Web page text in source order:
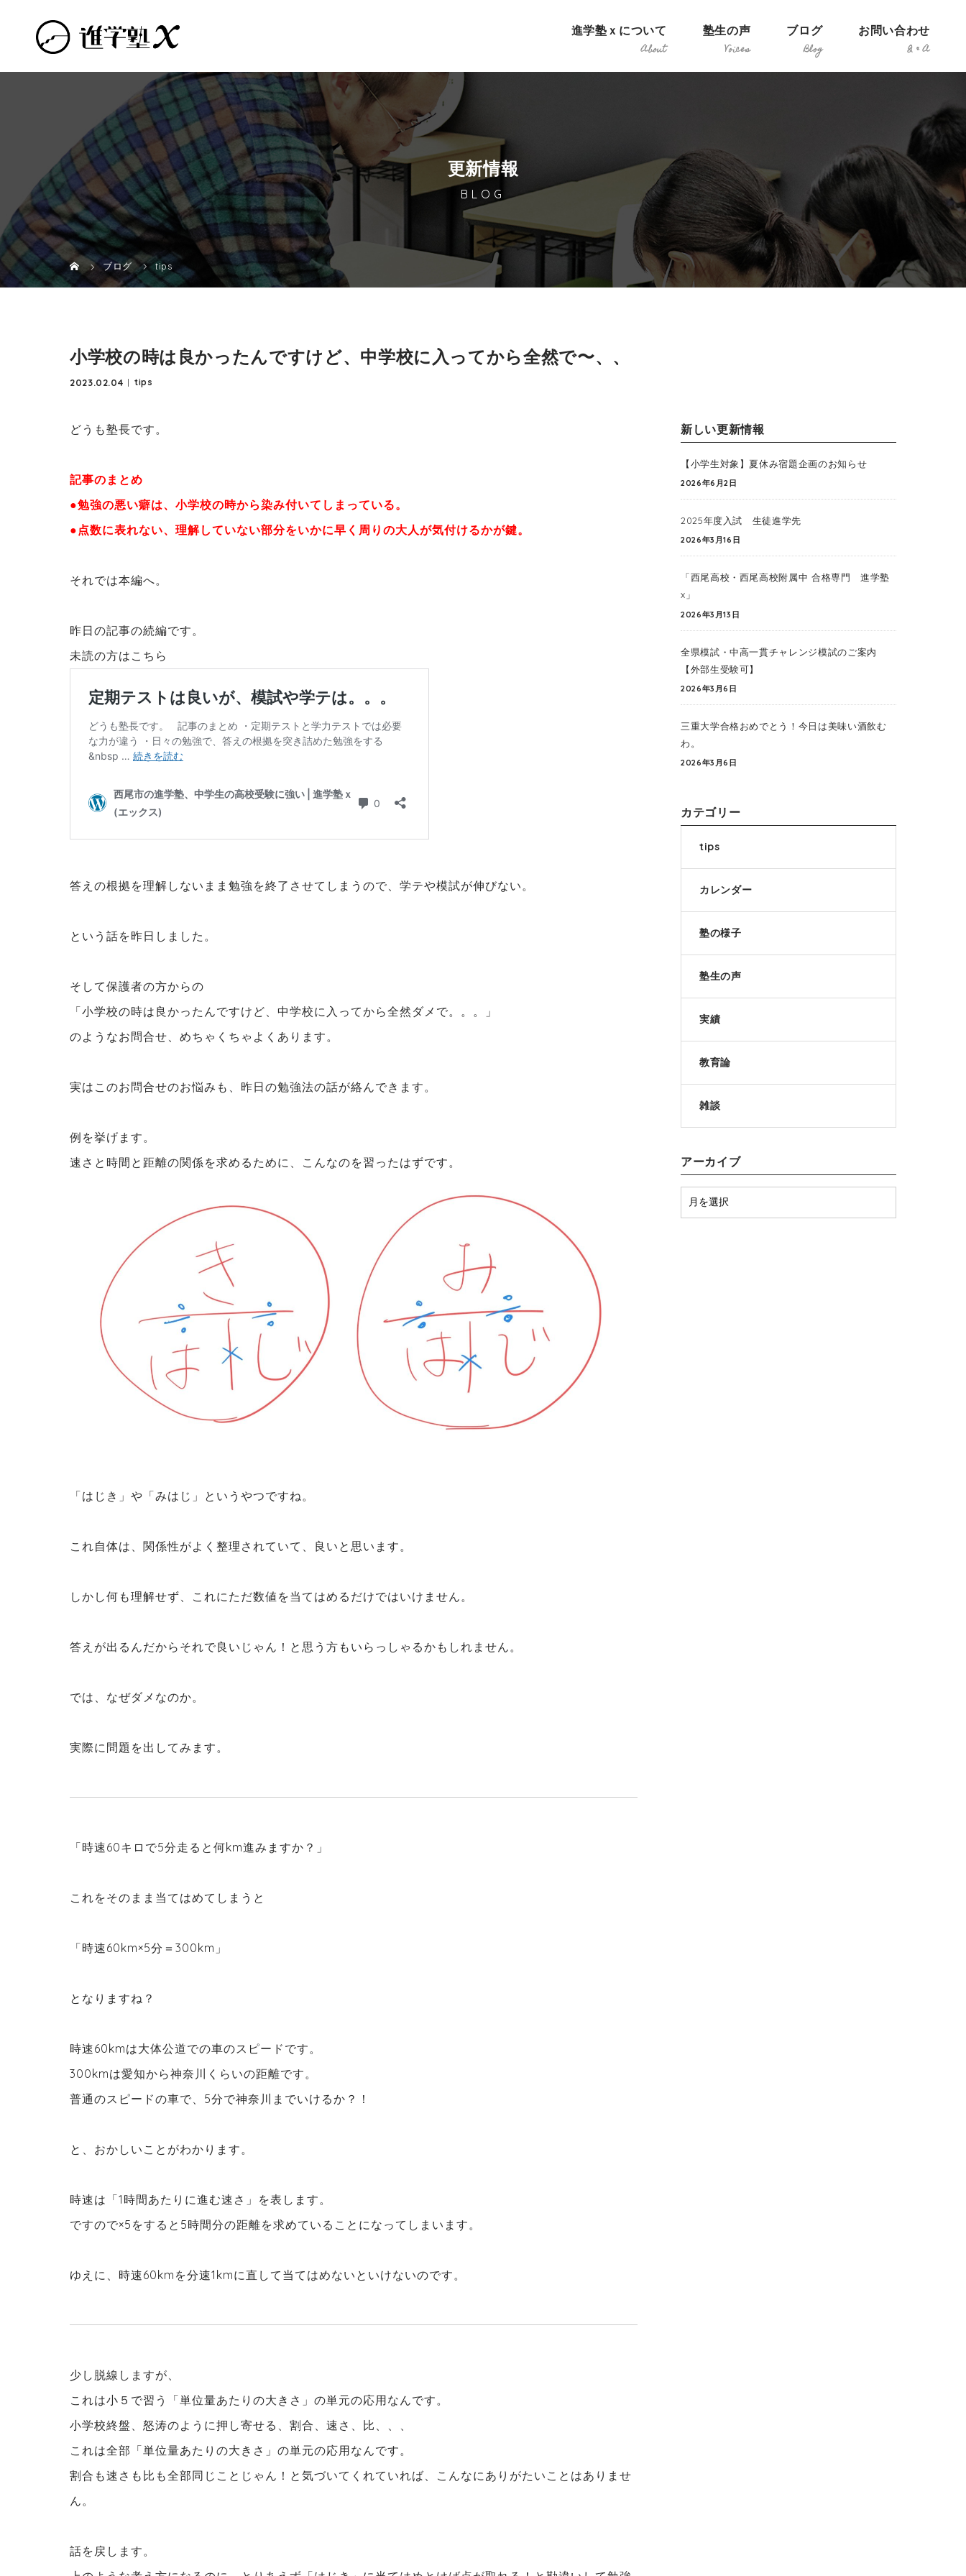
進学塾ｘについて 塾生の声 ブログ お問い合わせ
更新情報
BLOG
ブログ tips
小学校の時は良かったんですけど、中学校に入ってから全然で〜、、
2023.02.04 tips
どうも塾長です。
記事のまとめ
●勉強の悪い癖は、小学校の時から染み付いてしまっている。
●点数に表れない、理解していない部分をいかに早く周りの大人が気付けるかが鍵。
それでは本編へ。
昨日の記事の続編です。
未読の方はこちら
答えの根拠を理解しないまま勉強を終了させてしまうので、学テや模試が伸びない。
という話を昨日しました。
そして保護者の方からの
「小学校の時は良かったんですけど、中学校に入ってから全然ダメで。。。」
のようなお問合せ、めちゃくちゃよくあります。
実はこのお問合せのお悩みも、昨日の勉強法の話が絡んできます。
例を挙げます。
速さと時間と距離の関係を求めるために、こんなのを習ったはずです。
「はじき」や「みはじ」というやつですね。
これ自体は、関係性がよく整理されていて、良いと思います。
しかし何も理解せず、これにただ数値を当てはめるだけではいけません。
答えが出るんだからそれで良いじゃん！と思う方もいらっしゃるかもしれません。
では、なぜダメなのか。
実際に問題を出してみます。
「時速60キロで5分走ると何km進みますか？」
これをそのまま当てはめてしまうと
「時速60km×5分＝300km」
となりますね？
時速60kmは大体公道での車のスピードです。
300kmは愛知から神奈川くらいの距離です。
普通のスピードの車で、5分で神奈川までいけるか？！
と、おかしいことがわかります。
時速は「1時間あたりに進む速さ」を表します。
ですので×5をすると5時間分の距離を求めていることになってしまいます。
ゆえに、時速60kmを分速1kmに直して当てはめないといけないのです。
少し脱線しますが、
これは小５で習う「単位量あたりの大きさ」の単元の応用なんです。
小学校終盤、怒涛のように押し寄せる、割合、速さ、比、、、
これは全部「単位量あたりの大きさ」の単元の応用なんです。
割合も速さも比も全部同じことじゃん！と気づいてくれていれば、こんなにありがたいことはありませ
ん。
話を戻します。
新しい更新情報
【小学生対象】夏休み宿題企画のお知らせ
2026年6月2日
2025年度入試 生徒進学先
2026年3月16日
「西尾高校・西尾高校附属中 合格専門 進学塾
x」
2026年3月13日
全県模試・中高一貫チャレンジ模試のご案内
【外部生受験可】
2026年3月6日
三重大学合格おめでとう！今日は美味い酒飲む
わ。
2026年3月6日
カテゴリー
tips
カレンダー
塾の様子
塾生の声
実績
教育論
雑談
アーカイブ